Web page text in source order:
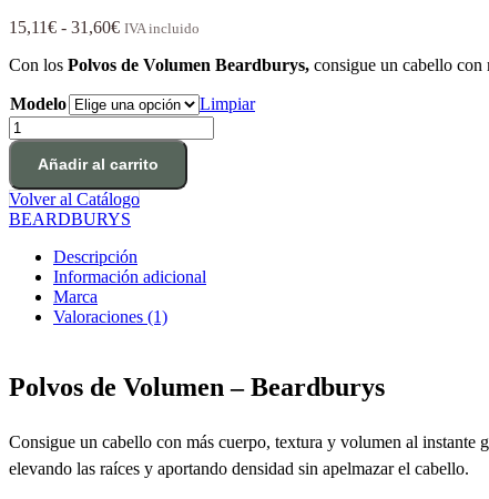
15,11€ - 31,60€Rango
precios:
15,11€
31,60€
IVA incluido
Con los Polvos de Volumen Beardburys, consigue un cabello con
Modelo
Limpiar
Polvos
de
volumen
cantidad
Añadir al carrito
Volver al Catálogo
BEARDBURYS
Descripción
Información adicional
Marca
Valoraciones (1)
Polvos de Volumen – Beardburys
Consigue un cabello con más cuerpo, textura y volumen al instante
elevando las raíces y aportando densidad sin apelmazar el cabello.